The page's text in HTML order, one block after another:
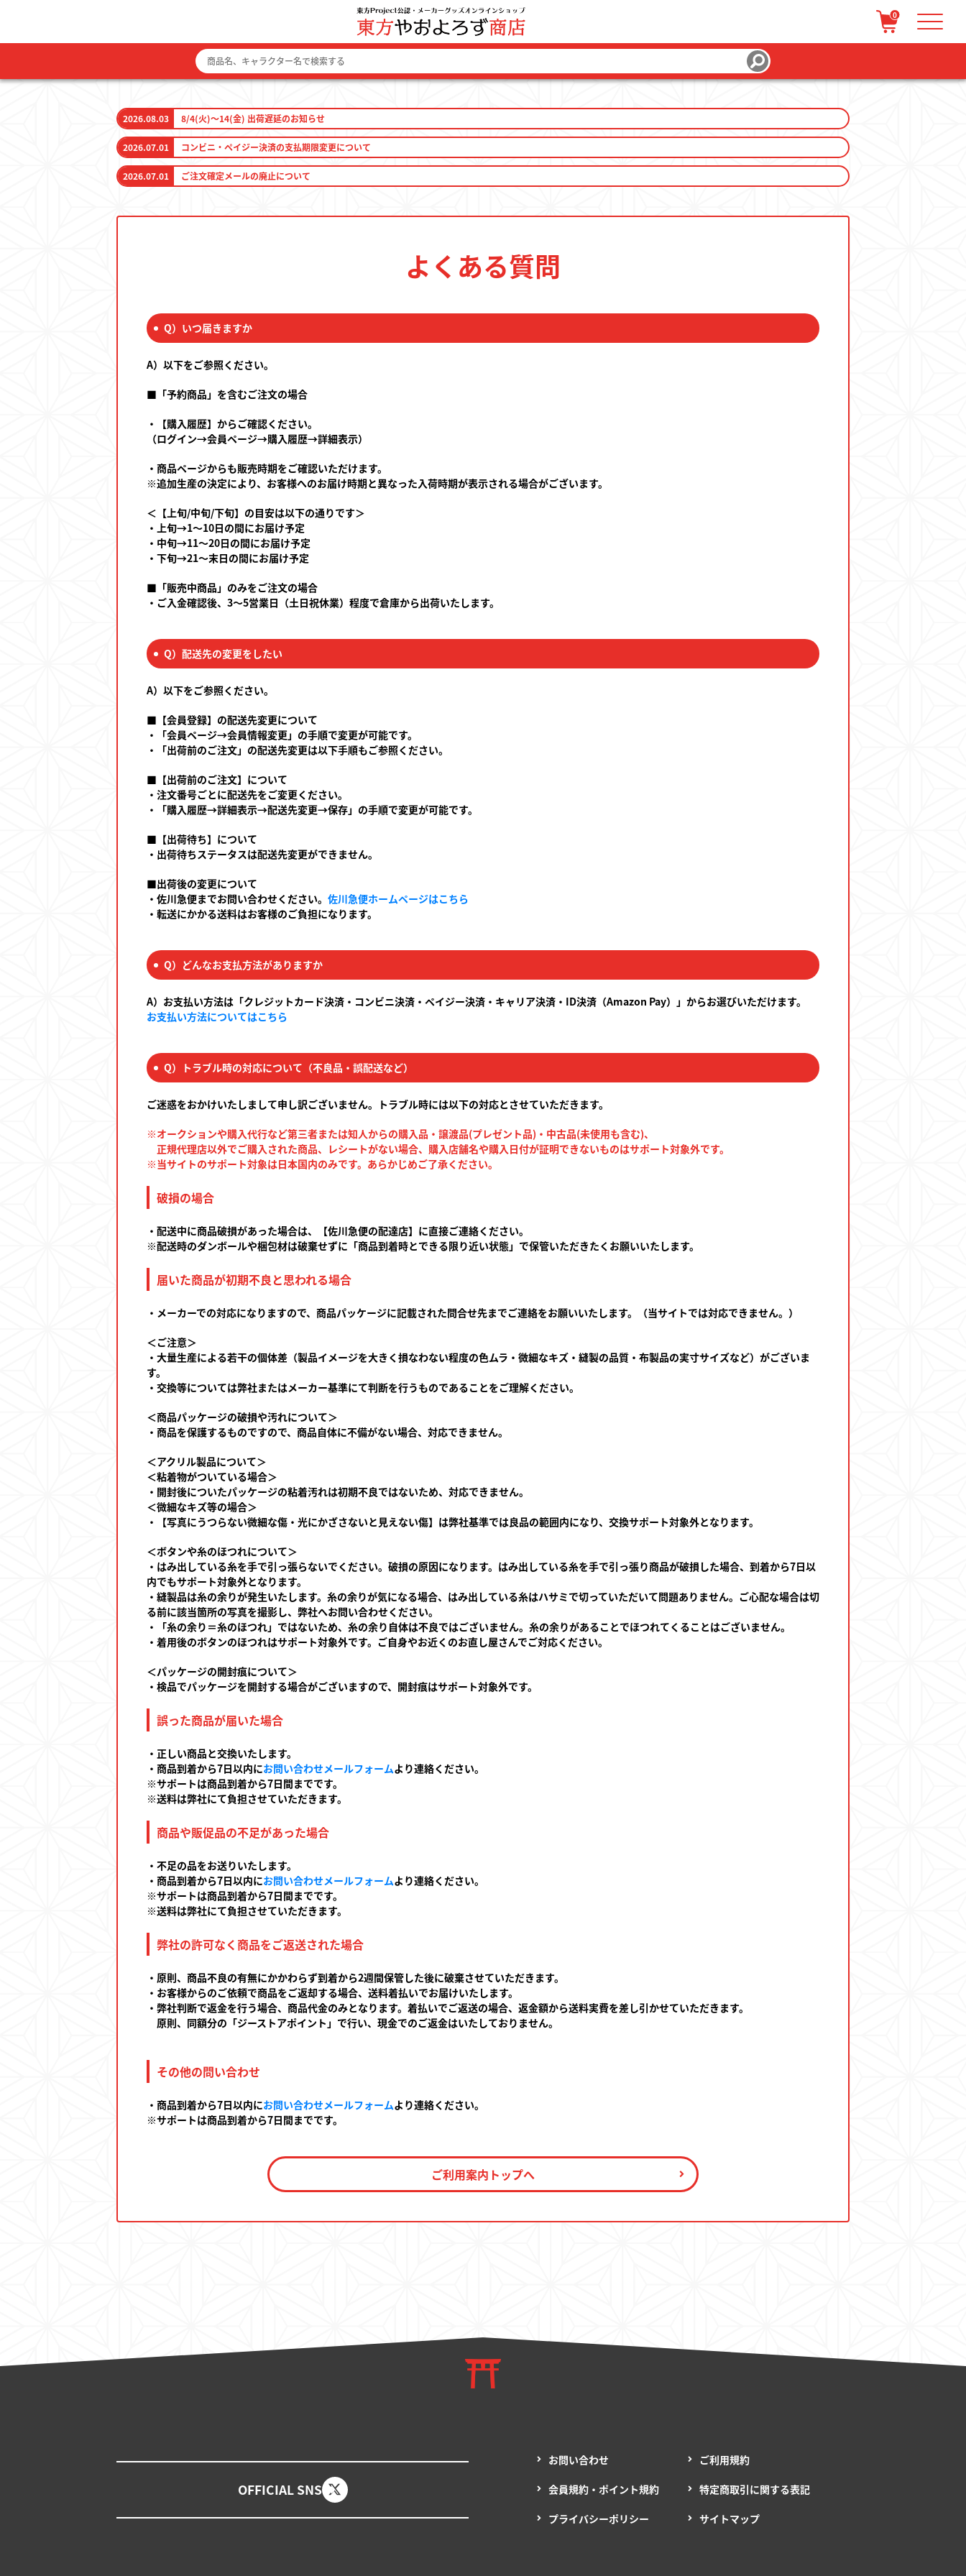
0
ログイン / 会員登録 カートを見る
ファッション雑貨
生活雑貨
2026.08.03 8/4(火)～14(金) 出荷遅延のお知らせ
2026.07.01 コンビニ・ペイジー決済の支払期限変更について
2026.07.01 ご注文確定メールの廃止について
よくある質問
Q）いつ届きますか
A）以下をご参照ください。
■「予約商品」を含むご注文の場合
・【購入履歴】からご確認ください。
（ログイン→会員ページ→購入履歴→詳細表示）
・商品ページからも販売時期をご確認いただけます。
※追加生産の決定により、お客様へのお届け時期と異なった入荷時期が表示される場合がございます。
＜【上旬/中旬/下旬】の目安は以下の通りです＞
・上旬→1～10日の間にお届け予定
・中旬→11～20日の間にお届け予定
・下旬→21～末日の間にお届け予定
■「販売中商品」のみをご注文の場合
・ご入金確認後、3～5営業日（土日祝休業）程度で倉庫から出荷いたします。
Q）配送先の変更をしたい
A）以下をご参照ください。
■【会員登録】の配送先変更について
・「会員ページ→会員情報変更」の手順で変更が可能です。
・「出荷前のご注文」の配送先変更は以下手順もご参照ください。
■【出荷前のご注文】について
・注文番号ごとに配送先をご変更ください。
・「購入履歴→詳細表示→配送先変更→保存」の手順で変更が可能です。
■【出荷待ち】について
・出荷待ちステータスは配送先変更ができません。
■出荷後の変更について
・佐川急便までお問い合わせください。 佐川急便ホームページはこちら
・転送にかかる送料はお客様のご負担になります。
Q）どんなお支払方法がありますか
A）お支払い方法は「クレジットカード決済・コンビニ決済・ペイジー決済・キャリア決済・ID決済（Amazon Pay）」からお選びいただけます。
お支払い方法についてはこちら
Q）トラブル時の対応について（不良品・誤配送など）
ご迷惑をおかけいたしまして申し訳ございません。トラブル時には以下の対応とさせていただきます。
※オークションや購入代行など第三者または知人からの購入品・譲渡品(プレゼント品)・中古品(未使用も含む)、
正規代理店以外でご購入された商品、レシートがない場合、購入店舗名や購入日付が証明できないものはサポート対象外です。
※当サイトのサポート対象は日本国内のみです。あらかじめご了承ください。
破損の場合
・配送中に商品破損があった場合は、【佐川急便の配達店】に直接ご連絡ください。
※配送時のダンボールや梱包材は破棄せずに「商品到着時とできる限り近い状態」で保管いただきたくお願いいたします。
届いた商品が初期不良と思われる場合
・メーカーでの対応になりますので、商品パッケージに記載された問合せ先までご連絡をお願いいたします。（当サイトでは対応できません。）
＜ご注意＞
・大量生産による若干の個体差（製品イメージを大きく損なわない程度の色ムラ・微細なキズ・縫製の品質・布製品の実寸サイズなど）がございま
す。
・交換等については弊社またはメーカー基準にて判断を行うものであることをご理解ください。
＜商品パッケージの破損や汚れについて＞
・商品を保護するものですので、商品自体に不備がない場合、対応できません。
＜アクリル製品について＞
＜粘着物がついている場合＞
・開封後についたパッケージの粘着汚れは初期不良ではないため、対応できません。
＜微細なキズ等の場合＞
・【写真にうつらない微細な傷・光にかざさないと見えない傷】は弊社基準では良品の範囲内になり、交換サポート対象外となります。
＜ボタンや糸のほつれについて＞
・はみ出している糸を手で引っ張らないでください。破損の原因になります。はみ出している糸を手で引っ張り商品が破損した場合、到着から7日以
内でもサポート対象外となります。
・縫製品は糸の余りが発生いたします。糸の余りが気になる場合、はみ出している糸はハサミで切っていただいて問題ありません。ご心配な場合は切
る前に該当箇所の写真を撮影し、弊社へお問い合わせください。
・「糸の余り＝糸のほつれ」ではないため、糸の余り自体は不良ではございません。糸の余りがあることでほつれてくることはございません。
・着用後のボタンのほつれはサポート対象外です。ご自身やお近くのお直し屋さんでご対応ください。
＜パッケージの開封痕について＞
・検品でパッケージを開封する場合がございますので、開封痕はサポート対象外です。
誤った商品が届いた場合
・正しい商品と交換いたします。
・商品到着から7日以内にお問い合わせメールフォームより連絡ください。
※サポートは商品到着から7日間までです。
※送料は弊社にて負担させていただきます。
商品や販促品の不足があった場合
・不足の品をお送りいたします。
・商品到着から7日以内にお問い合わせメールフォームより連絡ください。
※サポートは商品到着から7日間までです。
※送料は弊社にて負担させていただきます。
弊社の許可なく商品をご返送された場合
・原則、商品不良の有無にかかわらず到着から2週間保管した後に破棄させていただきます。
・お客様からのご依頼で商品をご返却する場合、送料着払いでお届けいたします。
・弊社判断で返金を行う場合、商品代金のみとなります。着払いでご返送の場合、返金額から送料実費を差し引かせていただきます。
原則、同額分の「ジーストアポイント」で行い、現金でのご返金はいたしておりません。
その他の問い合わせ
・商品到着から7日以内にお問い合わせメールフォームより連絡ください。
※サポートは商品到着から7日間までです。
ご利用案内トップへ
OFFICIAL SNS
お問い合わせ ご利用規約
会員規約・ポイント規約 特定商取引に関する表記
プライバシーポリシー サイトマップ